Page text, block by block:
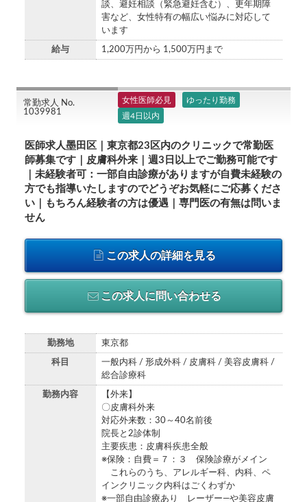
談、避妊相談（緊急避妊含む）、更年期障
害など、女性特有の幅広い悩みに対応して
います
給与 1,200万円から 1,500万円まで
常勤求人 No.
1039981
女性医師必見
ゆったり勤務
週4日以内
医師求人墨田区｜東京都23区内のクリニックで常勤医
師募集です｜皮膚科外来｜週3日以上でご勤務可能です
｜未経験者可：一部自由診療がありますが自費未経験の
方でも指導いたしますのでどうぞお気軽にご応募くださ
い｜もちろん経験者の方は優遇｜専門医の有無は問いま
せん
この求人の詳細を見る
この求人に問い合わせる
勤務地 東京都
科目
一般内科 / 形成外科 / 皮膚科 / 美容皮膚科 /
総合診療科
勤務内容
【外来】
〇皮膚科外来
対応外来数：30～40名前後
院長と2診体制
主要疾患：皮膚科疾患全般
※保険：自費＝７：３ 保険診療がメイン
これらのうち、アレルギー科、内科、ペ
インクリニック内科はごくわずか
※一部自由診療あり レーザー―や美容皮膚